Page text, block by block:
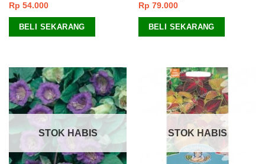
Rp 54.000
BELI SEKARANG
Rp 79.000
BELI SEKARANG
STOK HABIS STOK HABIS